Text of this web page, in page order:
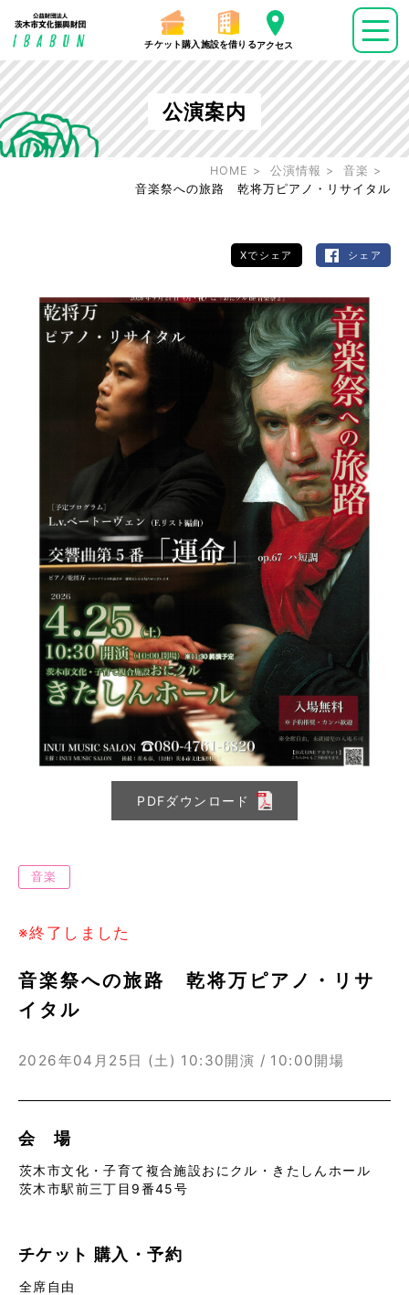
チケット購入 施設を借りるアクセス
公演案内
HOME 公演情報
音楽
音楽祭への旅路 乾将万ピアノ・リサイタル
Xでシェア シェア
PDFダウンロード
音楽
※終了しました
音楽祭への旅路 乾将万ピアノ・リサ
イタル
2026年04月25日 (土) 10:30開演 / 10:00開場
会 場
茨木市文化・子育て複合施設おにクル・きたしんホール
茨木市駅前三丁目9番45号
チケット 購入・予約
全席自由